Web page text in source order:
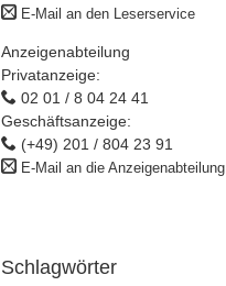
E-Mail an den Leserservice
Anzeigenabteilung
Privatanzeige:
02 01 / 8 04 24 41
Geschäftsanzeige:
(+49) 201 / 804 23 91
E-Mail an die Anzeigenabteilung
Schlagwörter